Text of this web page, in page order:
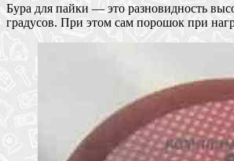
Бура для пайки — это разновидность
градусов. При этом сам порошок при